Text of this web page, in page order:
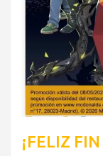
¡FELIZ